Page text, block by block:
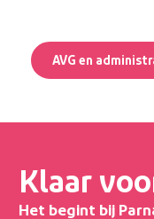
AVG en
Klaar
Het begint bij